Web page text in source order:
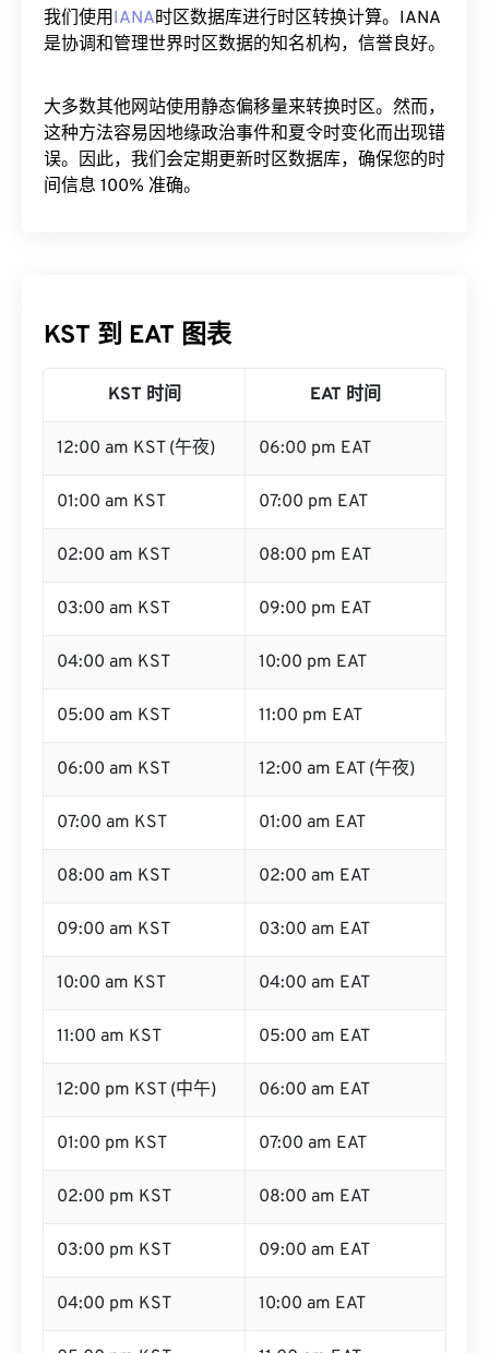
我们使用IANA时区数据库进行时区转换计算。IANA
是协调和管理世界时区数据的知名机构，信誉良好。
大多数其他网站使用静态偏移量来转换时区。然而，
这种方法容易因地缘政治事件和夏令时变化而出现错
误。因此，我们会定期更新时区数据库，确保您的时
间信息 100% 准确。
KST 到 EAT 图表
KST 时间 EAT 时间
12:00 am KST (午夜) 06:00 pm EAT
01:00 am KST 07:00 pm EAT
02:00 am KST 08:00 pm EAT
03:00 am KST 09:00 pm EAT
04:00 am KST 10:00 pm EAT
05:00 am KST 11:00 pm EAT
06:00 am KST 12:00 am EAT (午夜)
07:00 am KST 01:00 am EAT
08:00 am KST 02:00 am EAT
09:00 am KST 03:00 am EAT
10:00 am KST 04:00 am EAT
11:00 am KST 05:00 am EAT
12:00 pm KST (中午) 06:00 am EAT
01:00 pm KST 07:00 am EAT
02:00 pm KST 08:00 am EAT
03:00 pm KST 09:00 am EAT
04:00 pm KST 10:00 am EAT